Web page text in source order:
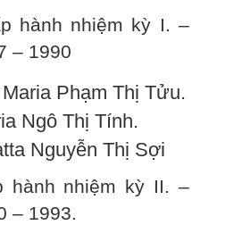
hành nhiệm kỳ I. –
– 1990
Phạm Thị Tửu.
Ngô Thị Tính.
Nguyễn Thị Sợi
hành nhiệm kỳ II. –
– 1993.